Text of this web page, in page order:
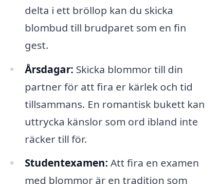
delta i ett bröllop kan du skicka
blombud till brudparet som en fin
gest.
Årsdagar: Skicka blommor till din
partner för att fira er kärlek och tid
tillsammans. En romantisk bukett kan
uttrycka känslor som ord ibland inte
räcker till för.
Studentexamen: Att fira en examen
med blommor är en tradition som